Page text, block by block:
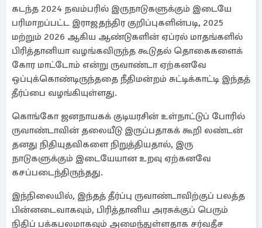
கடந்த 2024 நவம்பரில் இருநாடுகளுக்கும் இடையே
பரிமாறப்பட்ட இராஜதந்திர குறிப்புகளின்படி, 2025
மற்றும் 2026 ஆகிய ஆண்டுகளின் ஏப்ரல் மாதங்களில்
பிரித்தானியா வழங்கவிருந்த கூடுதல் தொகைகளைக்
கோர மாட்டோம் என்று ருவாண்டா ஏற்கனவே
ஒப்புக்கொண்டிருந்ததை நீதிமன்றம் சுட்டிக்காட்டி இந்தத்
தீர்ப்பை வழங்கியுள்ளது.
கொங்கோ ஜனநாயகக் குடியரசின் உள்நாட்டுப் போரில்
ருவாண்டாவின் தலையீடு இருப்பதாகக் கூறி லண்டன்
தனது நிதியுதவிகளை நிறுத்தியதால், இரு
நாடுகளுக்கும் இடையேயான உறவு ஏற்கனவே
கசப்படைந்திருந்தது.
இந்நிலையில், இந்தத் தீர்ப்பு ருவாண்டாவிற்குப் பலத்த
பின்னடைவாகவும், பிரித்தானிய அரசுக்குப் பெரும்
நிதிப் பக்கபலமாகவும் அமைந்துள்ளதாக சர்வதீச